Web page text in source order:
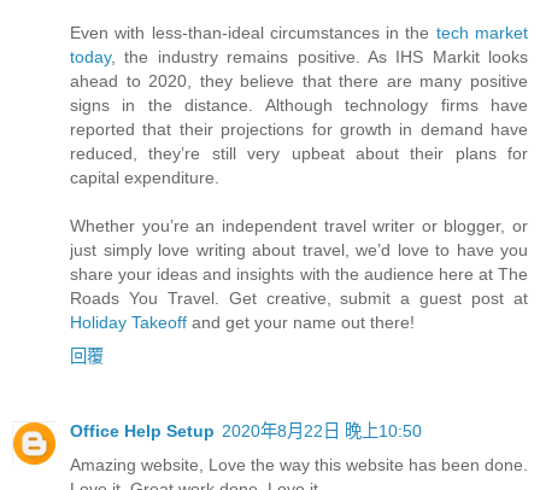
Even with less-than-ideal circumstances in the tech market
today, the industry remains positive. As IHS Markit looks
ahead to 2020, they believe that there are many positive
signs in the distance. Although technology firms have
reported that their projections for growth in demand have
reduced, they’re still very upbeat about their plans for
capital expenditure.
Whether you’re an independent travel writer or blogger, or
just simply love writing about travel, we’d love to have you
share your ideas and insights with the audience here at The
Roads You Travel. Get creative, submit a guest post at
Holiday Takeoff and get your name out there!
回覆
Office Help Setup 2020年8月22日 晚上10:50
Amazing website, Love the way this website has been done.